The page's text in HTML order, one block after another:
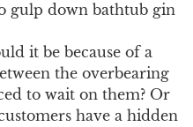
gulp down bathtub gin
it be because of a
the overbearing
to wait on them? Or
have a hidden